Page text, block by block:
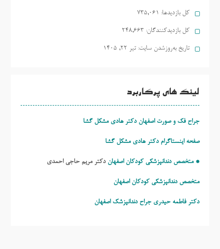
کل بازدیدها: 735,061
کل بازدیدکنند‌گان: 248,663
تاریخ به‌روزشدن سایت: تیر ۲۲, ۱۴۰۵
لینک های پرکاربرد
جراح فک و صورت اصفهان دکتر هادی مشکل گشا
صفحه اینستاگرام دکتر هادی مشکل گشا
* متخصص دندانپزشکی کودکان اصفهان دکتر مریم حاجی احمدی
متخصص دندانپزشکی کودکان اصفهان
دکتر فاطمه حیدری جراح دندانپزشک اصفهان